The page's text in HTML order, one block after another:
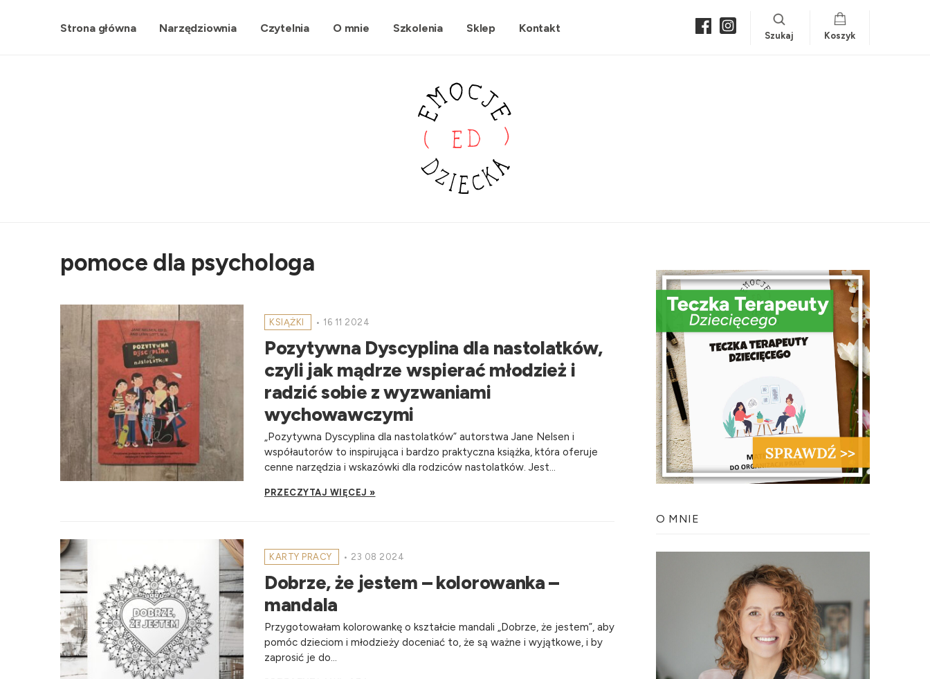
Strona główna Narzędziownia Czytelnia O mnie Szkolenia Sklep Kontakt
Szukaj Koszyk
pomoce dla psychologa
KSIĄŻKI • 16 11 2024
Pozytywna Dyscyplina dla nastolatków,
czyli jak mądrze wspierać młodzież i
radzić sobie z wyzwaniami
wychowawczymi
„Pozytywna Dyscyplina dla nastolatków” autorstwa Jane Nelsen i
współautorów to inspirująca i bardzo praktyczna książka, która oferuje
cenne narzędzia i wskazówki dla rodziców nastolatków. Jest...
PRZECZYTAJ WIĘCEJ »
KARTY PRACY • 23 08 2024
Dobrze, że jestem – kolorowanka –
mandala
Przygotowałam kolorowankę o kształcie mandali „Dobrze, że jestem”, aby
pomóc dzieciom i młodzieży doceniać to, że są ważne i wyjątkowe, i by
zaprosić je do...
O MNIE